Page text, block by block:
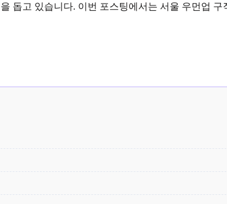
돕고 있습니다. 이번 포스팅에서는 서울 우먼업 구